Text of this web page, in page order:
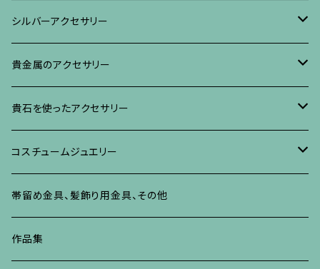
リング
ブレスレット、その他
ネックレス、ペンダント
リング
ブレスレット、その他
ブローチ
イヤリング・ピアス
真珠に蒔絵のアクセサリー
ブローチ
イヤリング、ピアス
水晶に蒔絵のアクセサリー
ブローチ
イヤリング、ピアス
朴の木やポプラに蒔絵のアクセサリー
ブローチ
イヤリング・ピアス
その他の蒔絵のアクセサリー
ブローチ
イヤリング、ピアス
ネックレス、ペンダント
リング
ブレスレット、バングル、その他
シルバーアクセサリー
ブローチ
イヤリング、ピアス
ネックレス、ペンダント
リング
ブレスレット、バングル、その他
貴金属のアクセサリー
ブローチ
イヤリング、ピアス
ネックレス、ペンダント
ブレスレット、その他
貴石を使ったアクセサリー
ブローチ
イヤリング、ピアス
ネックレス、ペンダント
コスチュームジュエリー
ブローチ
イヤリング、ピアス
帯留め金具、髪飾り用金具、その他
作品集